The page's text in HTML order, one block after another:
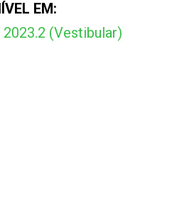
EM:
(Vestibular)